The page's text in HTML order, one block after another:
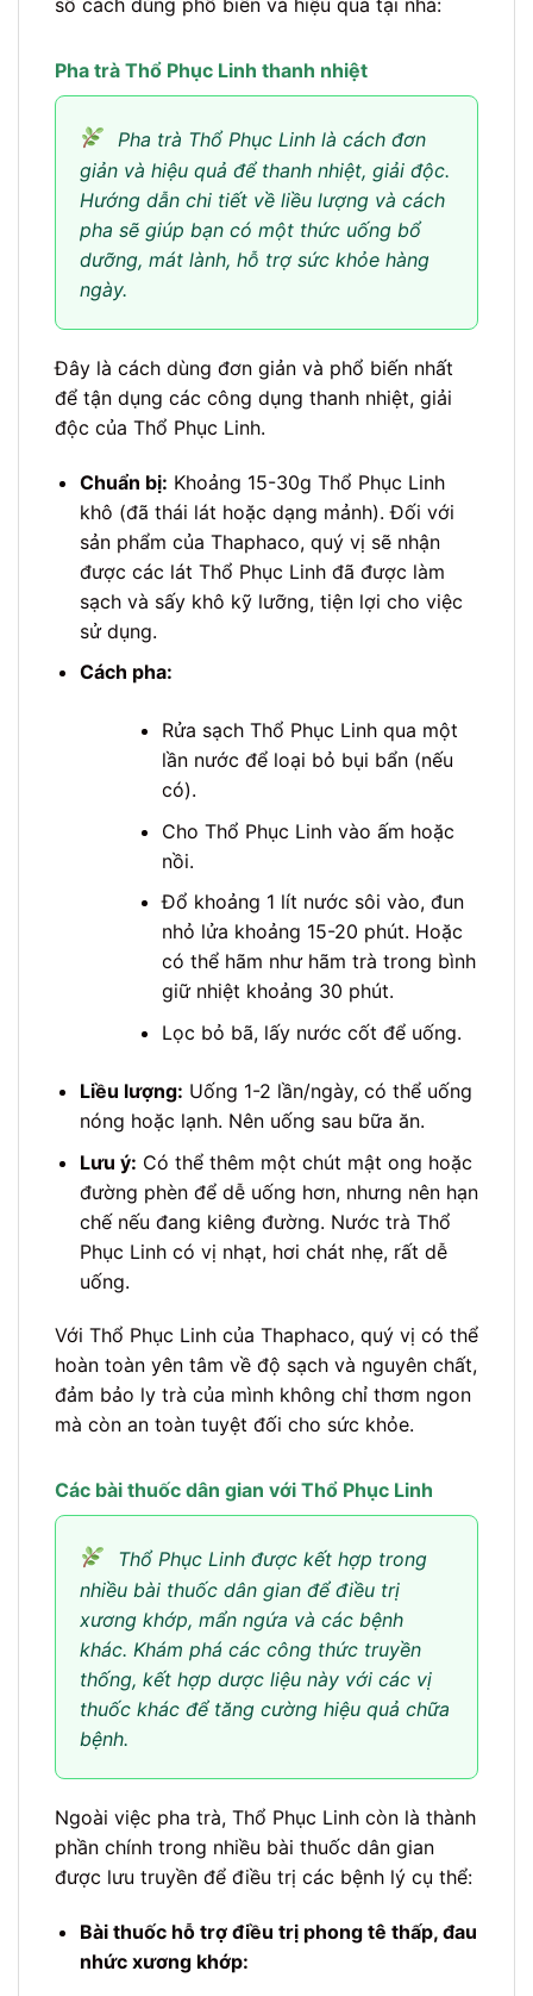
Pha trà Thổ Phục Linh thanh nhiệt
Pha trà Thổ Phục Linh là cách đơn
giản và hiệu quả để thanh nhiệt, giải độc.
Hướng dẫn chi tiết về liều lượng và cách
pha sẽ giúp bạn có một thức uống bổ
dưỡng, mát lành, hỗ trợ sức khỏe hàng
ngày.
Đây là cách dùng đơn giản và phổ biến nhất
để tận dụng các công dụng thanh nhiệt, giải
độc của Thổ Phục Linh.
Chuẩn bị: Khoảng 15-30g Thổ Phục Linh
khô (đã thái lát hoặc dạng mảnh). Đối với
sản phẩm của Thaphaco, quý vị sẽ nhận
được các lát Thổ Phục Linh đã được làm
sạch và sấy khô kỹ lưỡng, tiện lợi cho việc
sử dụng.
Cách pha:
Rửa sạch Thổ Phục Linh qua một
lần nước để loại bỏ bụi bẩn (nếu
có).
Cho Thổ Phục Linh vào ấm hoặc
nồi.
Đổ khoảng 1 lít nước sôi vào, đun
nhỏ lửa khoảng 15-20 phút. Hoặc
có thể hãm như hãm trà trong bình
giữ nhiệt khoảng 30 phút.
Lọc bỏ bã, lấy nước cốt để uống.
Liều lượng: Uống 1-2 lần/ngày, có thể uống
nóng hoặc lạnh. Nên uống sau bữa ăn.
Lưu ý: Có thể thêm một chút mật ong hoặc
đường phèn để dễ uống hơn, nhưng nên hạn
chế nếu đang kiêng đường. Nước trà Thổ
Phục Linh có vị nhạt, hơi chát nhẹ, rất dễ
uống.
Với Thổ Phục Linh của Thaphaco, quý vị có thể
hoàn toàn yên tâm về độ sạch và nguyên chất,
đảm bảo ly trà của mình không chỉ thơm ngon
mà còn an toàn tuyệt đối cho sức khỏe.
Các bài thuốc dân gian với Thổ Phục Linh
Thổ Phục Linh được kết hợp trong
nhiều bài thuốc dân gian để điều trị
xương khớp, mẩn ngứa và các bệnh
khác. Khám phá các công thức truyền
thống, kết hợp dược liệu này với các vị
thuốc khác để tăng cường hiệu quả chữa
bệnh.
Ngoài việc pha trà, Thổ Phục Linh còn là thành
phần chính trong nhiều bài thuốc dân gian
được lưu truyền để điều trị các bệnh lý cụ thể:
Bài thuốc hỗ trợ điều trị phong tê thấp, đau
nhức xương khớp: